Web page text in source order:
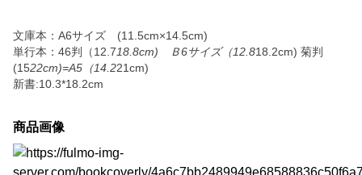
文庫本：A6サイズ (11.5cm×14.5cm)
単行本：46判（12.718.8cm) Ｂ6サイズ（12.818.2cm) 菊判
(1522cm)=A5（14.221cm)
新書:10.3*18.2cm
商品画像